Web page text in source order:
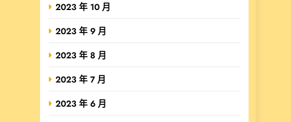
2023 年 10 月
2023 年 9 月
2023 年 8 月
2023 年 7 月
2023 年 6 月